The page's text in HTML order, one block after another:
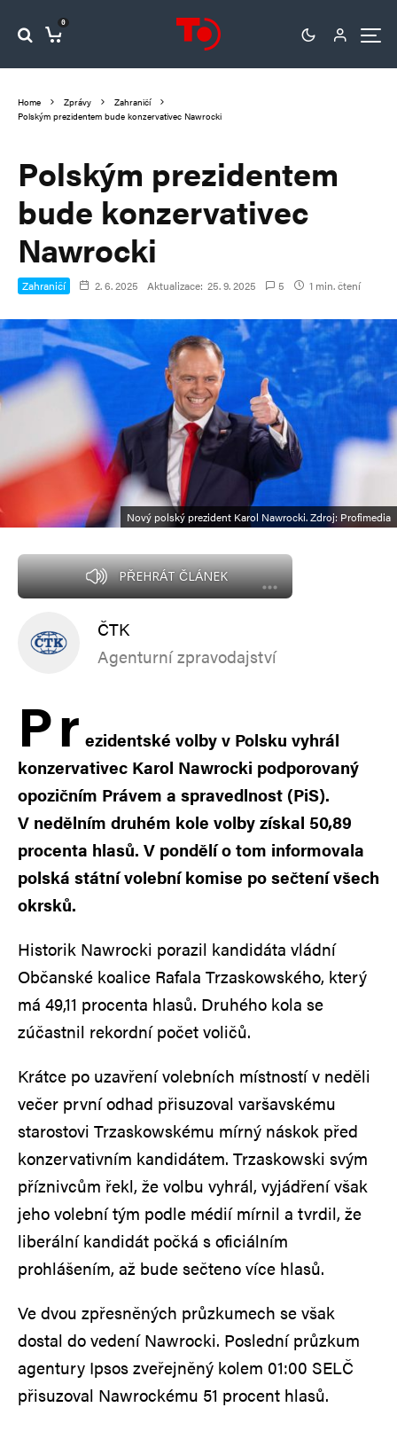
0
Home Zprávy
Zahraničí
Polským prezidentem bude konzervativec Nawrocki
Polským prezidentem
bude konzervativec
Nawrocki
Zahraničí 2. 6. 2025 Aktualizace: 25. 9. 2025 5 1 min. čtení
Nový polský prezident Karol Nawrocki. Zdroj: Profimedia
PŘEHRÁT ČLÁNEK
ČTK
Agenturní zpravodajství
Pr ezidentské volby v Polsku vyhrál
konzervativec Karol Nawrocki podporovaný
opozičním Právem a spravedlnost (PiS).
V nedělním druhém kole volby získal 50,89
procenta hlasů. V pondělí o tom informovala
polská státní volební komise po sečtení všech
okrsků.
Historik Nawrocki porazil kandidáta vládní
Občanské koalice Rafala Trzaskowského, který
má 49,11 procenta hlasů. Druhého kola se
zúčastnil rekordní počet voličů.
Krátce po uzavření volebních místností v neděli
večer první odhad přisuzoval varšavskému
starostovi Trzaskowskému mírný náskok před
konzervativním kandidátem. Trzaskowski svým
příznivcům řekl, že volbu vyhrál, vyjádření však
jeho volební tým podle médií mírnil a tvrdil, že
liberální kandidát počká s oficiálním
prohlášením, až bude sečteno více hlasů.
Ve dvou zpřesněných průzkumech se však
dostal do vedení Nawrocki. Poslední průzkum
agentury Ipsos zveřejněný kolem 01:00 SELČ
přisuzoval Nawrockému 51 procent hlasů.